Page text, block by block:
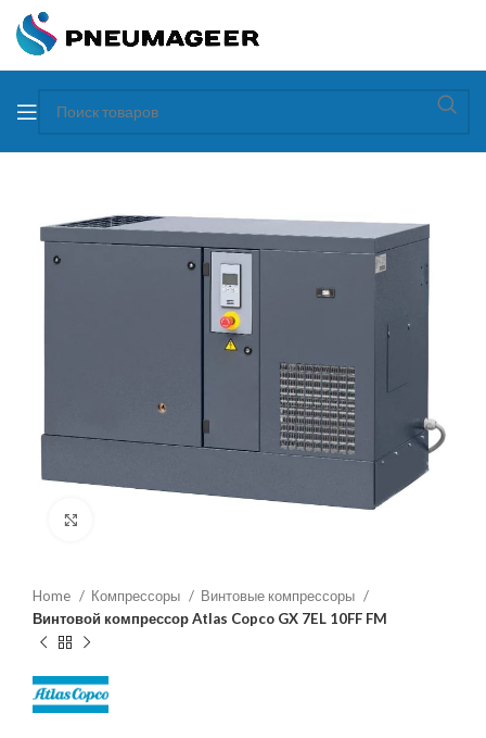
Home Компрессоры
Винтовые компрессоры
Винтовой компрессор Atlas Copco GX 7EL 10FF FM